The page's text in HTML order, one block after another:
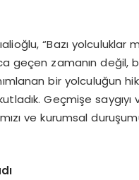
“Bazı
geçen zamanın
bir yolculuğun
Geçmişe
ve kurumsal